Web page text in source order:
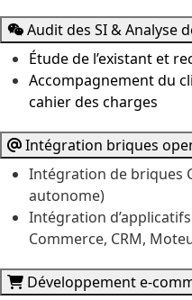
Audit des SI & Analyse
Étude de l’existant et
Accompagnement du
cahier des charges
Intégration briques
Intégration de briques
autonome)
Intégration
Commerce, CRM,
Développement e-